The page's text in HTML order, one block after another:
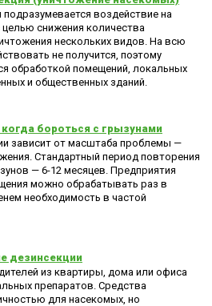
воздействие на
целью снижения количества
нескольких видов. На всю
не получится, поэтому
обработкой помещений, локальных
и общественных зданий.
бороться с грызунами
зависит от масштаба проблемы —
Стандартный период повторения
— 6-12 месяцев. Предприятия
можно обрабатывать раз в
необходимость в частой
дезинсекции
из квартиры, дома или офиса
препаратов. Средства
для насекомых, но